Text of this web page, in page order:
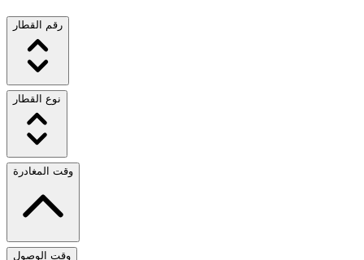
رقم القطار
نوع القطار
وقت المغادرة
وقت الوصول